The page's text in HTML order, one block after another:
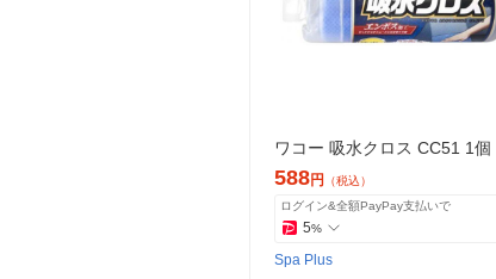
ワコー 吸水クロス CC51 1個
588円
（税込）
ログイン&全額PayPay支払いで
5%
Spa Plus